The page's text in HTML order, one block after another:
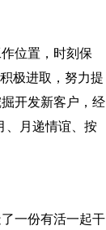
位置，时刻保
极进取，努力提
开发新客户，经
、月递情谊、按
一份有活一起干